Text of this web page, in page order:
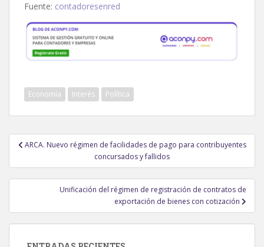
Fuente: contadoresenred
Economía Interés Política
Navegación
entradas
ARCA. Nuevo régimen de facilidades de pago para contribuyentes
concursados y fallidos
Unificación del régimen de registración de contratos de
exportación de bienes con cotización